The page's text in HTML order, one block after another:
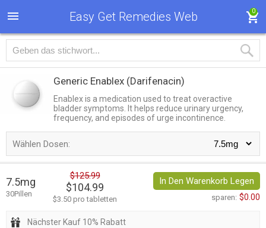
Easy Get Remedies Web 0
Generic Enablex (Darifenacin)
Enablex is a medication used to treat overactive
bladder symptoms. It helps reduce urinary urgency,
frequency, and episodes of urge incontinence.
Wählen Dosen:
7.5mg
30Pillen
$125.99
$104.99
$3.50 pro tabletten
In Den Warenkorb Legen
sparen: $0.00
Nächster Kauf 10% Rabatt